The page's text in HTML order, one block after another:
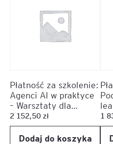
Płatność za szkolenie:
Agenci AI w praktyce
– Warsztaty dla
menedżerów
2 152,50 zł
Dodaj do koszyka
1